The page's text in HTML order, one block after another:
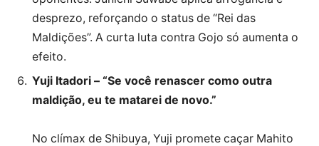
desprezo, reforçando o status de “Rei das
Maldições”. A curta luta contra Gojo só aumenta o
efeito.
Yuji Itadori – “Se você renascer como outra
maldição, eu te matarei de novo.”
No clímax de Shibuya, Yuji promete caçar Mahito